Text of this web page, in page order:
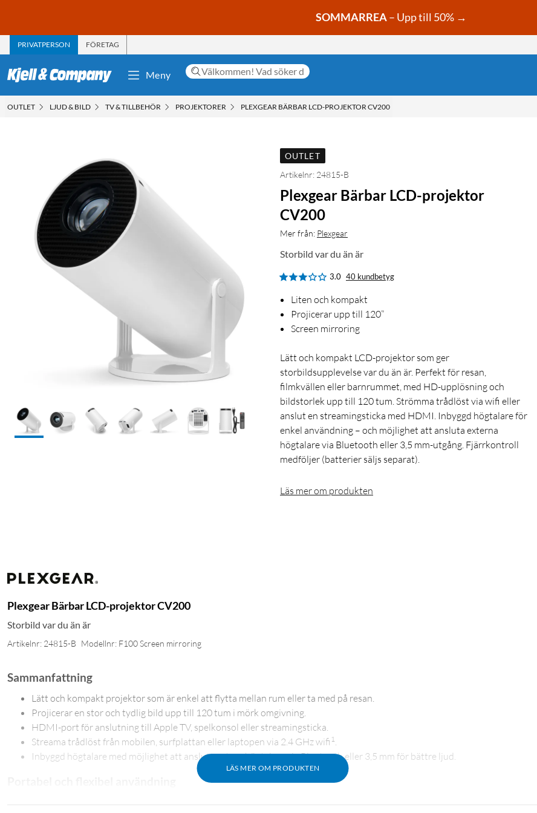
SOMMARREA– Upp till 50% →
PRIVATPERSON FÖRETAG
Meny
OUTLET LJUD & BILD TV & TILLBEHÖR PROJEKTORER PLEXGEAR BÄRBAR LCD-PROJEKTOR CV200
OUTLET
Artikelnr: 24815-B
Plexgear Bärbar LCD-projektor
CV200
Mer från: Plexgear
Storbild var du än är
3.0 40 kundbetyg
Liten och kompakt
Projicerar upp till 120”
Screen mirroring
Lätt och kompakt LCD-projektor som ger
storbildsupplevelse var du än är. Perfekt för resan,
filmkvällen eller barnrummet, med HD-upplösning och
bildstorlek upp till 120 tum. Strömma trådlöst via wifi eller
anslut en streamingsticka med HDMI. Inbyggd högtalare för
enkel användning – och möjlighet att ansluta externa
högtalare via Bluetooth eller 3,5 mm-utgång. Fjärrkontroll
medföljer (batterier säljs separat).
Läs mer om produkten
Plexgear Bärbar LCD-projektor CV200
Storbild var du än är
Artikelnr: 24815-B Modellnr: F100 Screen mirroring
LÄS MER OM PRODUKTEN
Sammanfattning
Lätt och kompakt projektor som är enkel att flytta mellan rum eller ta med på resan.
Projicerar en stor och tydlig bild upp till 120 tum i mörk omgivning.
HDMI-port för anslutning till Apple TV, spelkonsol eller streamingsticka.
Streama trådlöst från mobilen, surfplattan eller laptopen via 2.4 GHz wifi 1.
Inbyggd högtalare med möjlighet att ansluta extern högtalare via Bluetooth eller 3,5 mm för bättre ljud.
Den kompakta designen och vikten på endast 600 gram gör projektorn enkel att ta med överallt. Flytta den smidigt mellan olika